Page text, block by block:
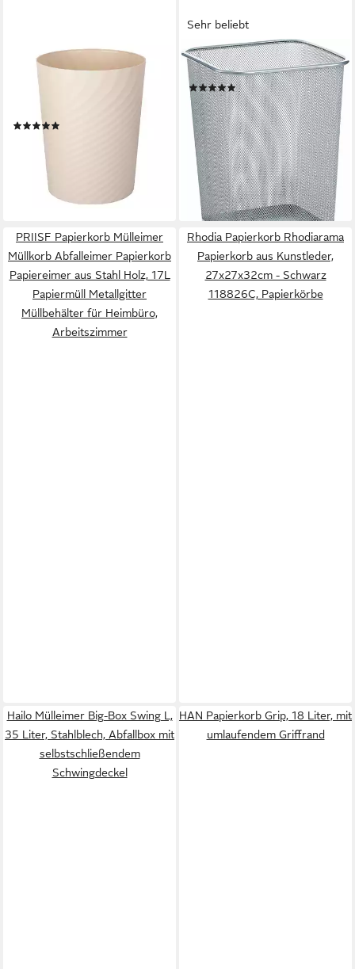
SINOBA
Papierkorb moderner
Mülleimer Papiereimer 8008
7,95 €
lieferbar - in 2-3 Werktagen bei dir
Sehr beliebt
ZELLER PRESENT
Papierkorb
(54)
ab 15,50 €
lieferbar - in 3-4 Werktagen bei dir
PRIISF Papierkorb Mülleimer
Müllkorb Abfalleimer Papierkorb
Papiereimer aus Stahl Holz, 17L
Papiermüll Metallgitter
Müllbehälter für Heimbüro,
Arbeitszimmer
Rhodia Papierkorb Rhodiarama
Papierkorb aus Kunstleder,
27x27x32cm - Schwarz
118826C, Papierkörbe
Hailo Mülleimer Big-Box Swing L,
35 Liter, Stahlblech, Abfallbox mit
selbstschließendem
Schwingdeckel
HAN Papierkorb Grip, 18 Liter, mit
umlaufendem Griffrand